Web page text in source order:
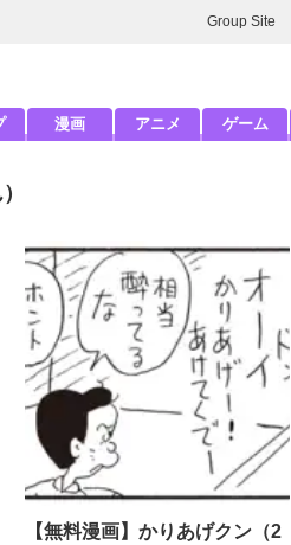
Group Site
漫画 アニメ ゲーム
【無料漫画】かりあげクン（2